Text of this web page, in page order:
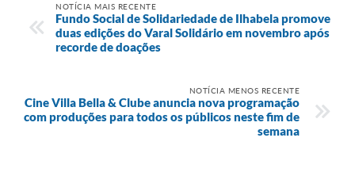
NOTÍCIA MAIS RECENTE
Fundo Social de Solidariedade de Ilhabela promove
duas edições do Varal Solidário em novembro após
recorde de doações
NOTÍCIA MENOS RECENTE
Cine Villa Bella & Clube anuncia nova programação
com produções para todos os públicos neste fim de
semana